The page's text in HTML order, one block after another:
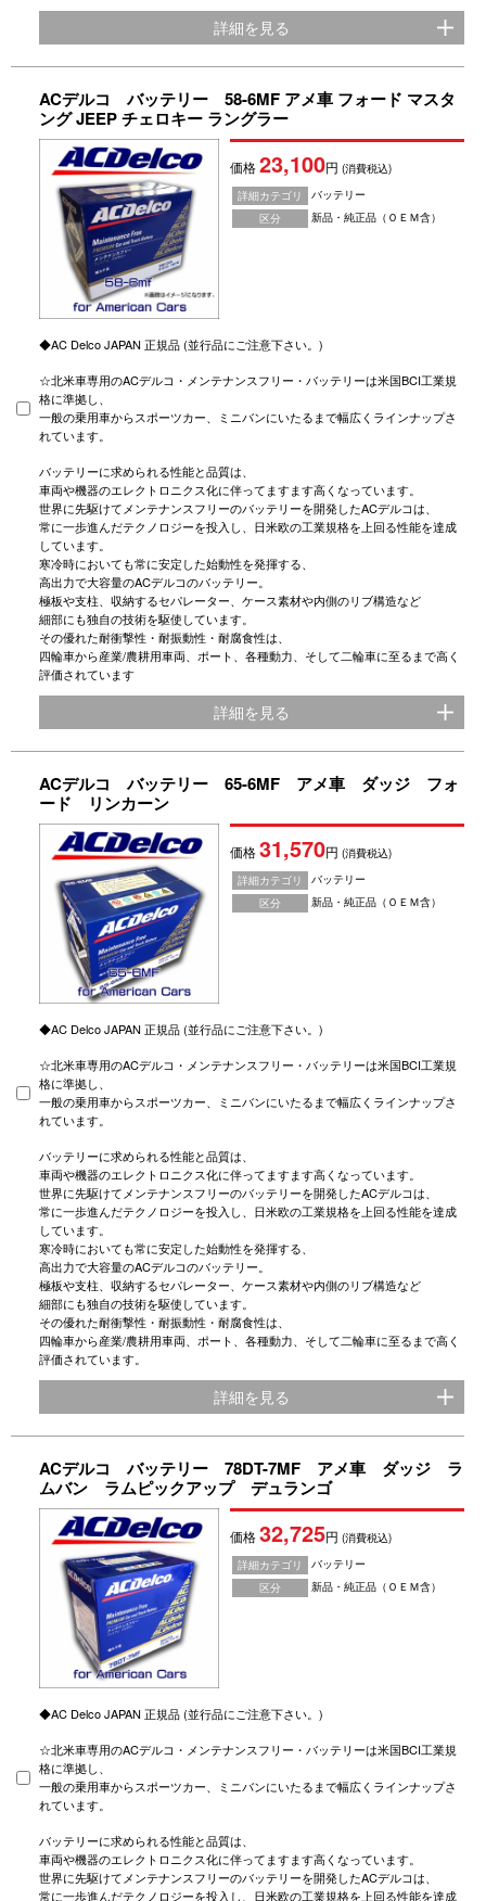
詳細を見る
ACデルコ バッテリー 58-6MF アメ車 フォード マスタ
ング JEEP チェロキー ラングラー
価格23,100円(消費税込)
詳細カテゴリ
バッテリー
区分
新品・純正品（ＯＥＭ含）
◆AC Delco JAPAN 正規品 (並行品にご注意下さい。)
☆北米車専用のACデルコ・メンテナンスフリー・バッテリーは米国BCI工業規
格に準拠し、
一般の乗用車からスポーツカー、ミニバンにいたるまで幅広くラインナップさ
れています。
バッテリーに求められる性能と品質は、
車両や機器のエレクトロニクス化に伴ってますます高くなっています。
世界に先駆けてメンテナンスフリーのバッテリーを開発したACデルコは、
常に一歩進んだテクノロジーを投入し、日米欧の工業規格を上回る性能を達成
しています。
寒冷時においても常に安定した始動性を発揮する、
高出力で大容量のACデルコのバッテリー。
極板や支柱、収納するセパレーター、ケース素材や内側のリブ構造など
細部にも独自の技術を駆使しています。
その優れた耐衝撃性・耐振動性・耐腐食性は、
四輪車から産業/農耕用車両、ポート、各種動力、そして二輪車に至るまで高く
評価されています
詳細を見る
ACデルコ バッテリー 65-6MF アメ車 ダッジ フォ
ード リンカーン
価格31,570円(消費税込)
詳細カテゴリ
バッテリー
区分
新品・純正品（ＯＥＭ含）
◆AC Delco JAPAN 正規品 (並行品にご注意下さい。)
☆北米車専用のACデルコ・メンテナンスフリー・バッテリーは米国BCI工業規
格に準拠し、
一般の乗用車からスポーツカー、ミニバンにいたるまで幅広くラインナップさ
れています。
バッテリーに求められる性能と品質は、
車両や機器のエレクトロニクス化に伴ってますます高くなっています。
世界に先駆けてメンテナンスフリーのバッテリーを開発したACデルコは、
常に一歩進んだテクノロジーを投入し、日米欧の工業規格を上回る性能を達成
しています。
寒冷時においても常に安定した始動性を発揮する、
高出力で大容量のACデルコのバッテリー。
極板や支柱、収納するセパレーター、ケース素材や内側のリブ構造など
細部にも独自の技術を駆使しています。
その優れた耐衝撃性・耐振動性・耐腐食性は、
四輪車から産業/農耕用車両、ポート、各種動力、そして二輪車に至るまで高く
評価されています。
詳細を見る
ACデルコ バッテリー 78DT-7MF アメ車 ダッジ ラ
ムバン ラムピックアップ デュランゴ
価格32,725円(消費税込)
詳細カテゴリ
バッテリー
区分
新品・純正品（ＯＥＭ含）
◆AC Delco JAPAN 正規品 (並行品にご注意下さい。)
☆北米車専用のACデルコ・メンテナンスフリー・バッテリーは米国BCI工業規
格に準拠し、
一般の乗用車からスポーツカー、ミニバンにいたるまで幅広くラインナップさ
れています。
バッテリーに求められる性能と品質は、
車両や機器のエレクトロニクス化に伴ってますます高くなっています。
世界に先駆けてメンテナンスフリーのバッテリーを開発したACデルコは、
常に一歩進んだテクノロジーを投入し、日米欧の工業規格を上回る性能を達成